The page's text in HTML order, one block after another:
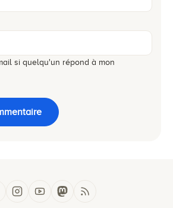
si quelqu'un répond à mon